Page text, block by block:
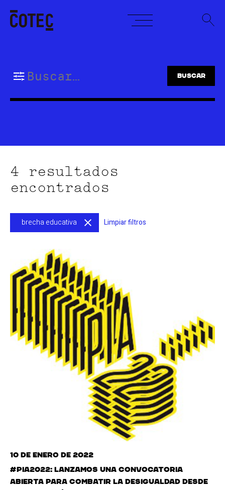
content
4 resultados
encontrados
brecha educativa Limpiar filtros
10 de enero de 2022
#PIA2022: Lanzamos una convocatoria
abierta para combatir la desigualdad desde